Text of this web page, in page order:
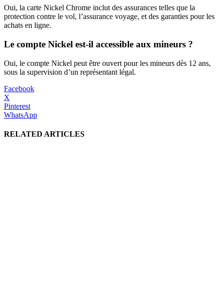
Oui, la carte Nickel Chrome inclut des assurances telles que la
protection contre le vol, l’assurance voyage, et des garanties pour les
achats en ligne.
Le compte Nickel est-il accessible aux mineurs ?
Oui, le compte Nickel peut être ouvert pour les mineurs dès 12 ans,
sous la supervision d’un représentant légal.
Facebook
X
Pinterest
WhatsApp
RELATED ARTICLES